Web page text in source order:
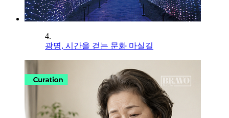
4.
광명, 시간을 걷는 문화 마실길